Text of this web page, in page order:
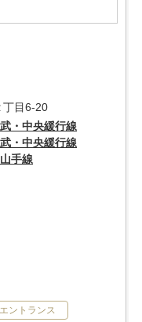
丁目6-20
・中央緩行線
・中央緩行線
山手線
エントランス